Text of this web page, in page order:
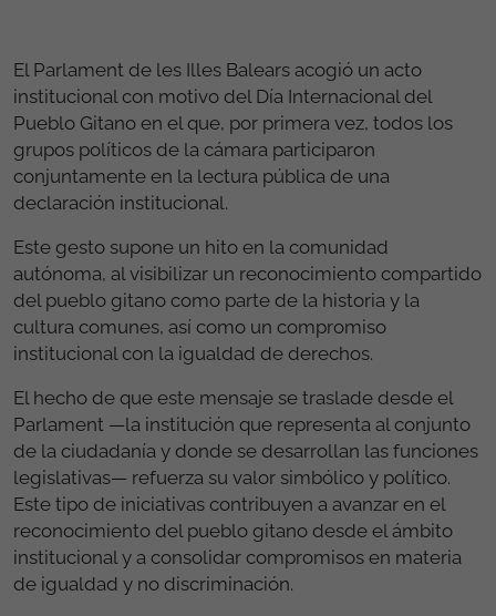
El Parlament de les Illes Balears acogió un acto
institucional con motivo del Día Internacional del
Pueblo Gitano en el que, por primera vez, todos los
grupos políticos de la cámara participaron
conjuntamente en la lectura pública de una
declaración institucional.
Este gesto supone un hito en la comunidad
autónoma, al visibilizar un reconocimiento compartido
del pueblo gitano como parte de la historia y la
cultura comunes, así como un compromiso
institucional con la igualdad de derechos.
El hecho de que este mensaje se traslade desde el
Parlament —la institución que representa al conjunto
de la ciudadanía y donde se desarrollan las funciones
legislativas— refuerza su valor simbólico y político.
Este tipo de iniciativas contribuyen a avanzar en el
reconocimiento del pueblo gitano desde el ámbito
institucional y a consolidar compromisos en materia
de igualdad y no discriminación.